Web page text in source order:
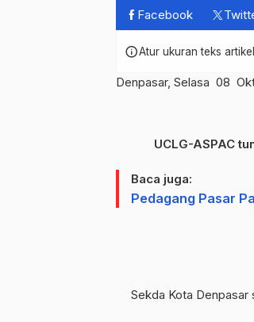
Facebook
infoAtur ukuran teks
Denpasar, Selasa 08
UCLG-ASPAC
Baca juga:
Pedagang Pasar
Sekda Kota